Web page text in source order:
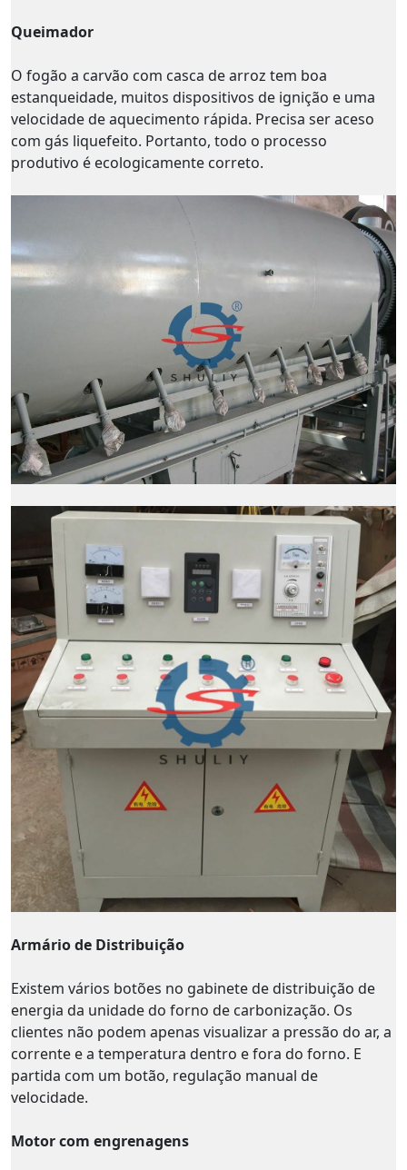
Queimador
O fogão a carvão com casca de arroz tem boa
estanqueidade, muitos dispositivos de ignição e uma
velocidade de aquecimento rápida. Precisa ser aceso
com gás liquefeito. Portanto, todo o processo
produtivo é ecologicamente correto.
Armário de Distribuição
Existem vários botões no gabinete de distribuição de
energia da unidade do forno de carbonização. Os
clientes não podem apenas visualizar a pressão do ar, a
corrente e a temperatura dentro e fora do forno. E
partida com um botão, regulação manual de
velocidade.
Motor com engrenagens